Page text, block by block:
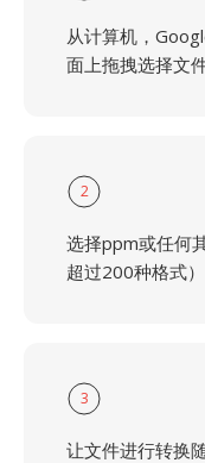
从计算机，
面上拖拽选择文
2
选择ppm或任何
超过200种格式）
3
让文件进行转换